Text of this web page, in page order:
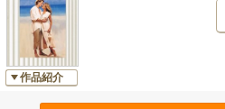
作品紹介